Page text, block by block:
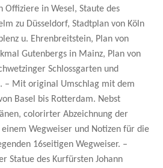
Offiziere in Wesel, Staute des
zu Düsseldorf, Stadtplan von Köln
u. Ehrenbreitstein, Plan von
Gutenbergs in Mainz, Plan von
Schlossgarten und
– Mit original Umschlag mit dem
Basel bis Rotterdam. Nebst
colorirter Abzeichnung der
Wegweiser und Notizen für die
16seitigen Wegweiser. –
Statue des Kurfürsten Johann